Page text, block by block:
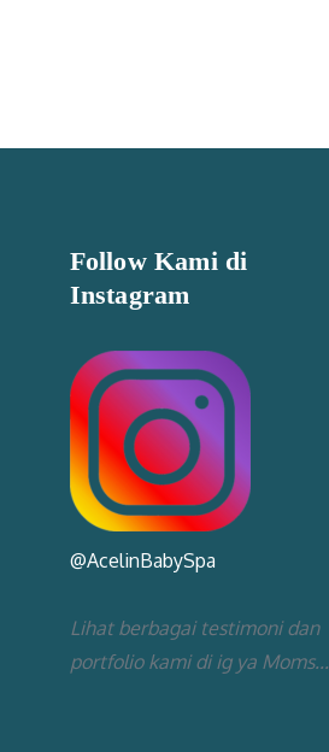
Follow Kami di
Instagram
@AcelinBabySpa
Lihat berbagai testimoni dan
portfolio kami di ig ya Moms...